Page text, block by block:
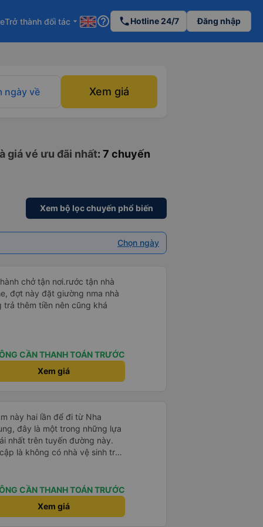
Trở thành đối tác arrow_drop_down help_outline phoneHotline 24/7 Đăng nhập
ngày về Xem giá
giá vé ưu đãi nhất: 7 chuyến
Xem bộ lọc chuyến phổ biến
Chọn ngày
chở tận nơi.rước tận nhà
đợt này đặt giường nma nhà
trả thêm tiền nên cũng khá
CẦN THANH TOÁN TRƯỚC
Xem giá
này hai lần để đi từ Nha
đây là một trong những lựa
nhất trên tuyến đường này.
là không có nhà vệ sinh trên
trên một hành trình dài
Chuyến đi gần đây nhất của tôi
bị chậm khoảng một tiếng,
cho tôi, nên tôi không
CẦN THANH TOÁN TRƯỚC
Xem giá